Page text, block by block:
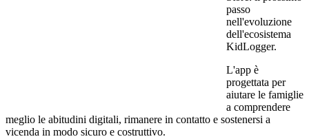
passo
nell'evoluzione
dell'ecosistema
KidLogger.
L'app è
progettata per
aiutare le famiglie
a comprendere
meglio le abitudini digitali, rimanere in contatto e sostenersi a
vicenda in modo sicuro e costruttivo.